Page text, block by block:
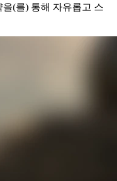
(를) 통해 자유롭고 스